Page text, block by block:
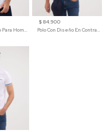
Polo Con Bolsillo Para Hombre
$ 84.900
Polo Con Diseño En Contraste